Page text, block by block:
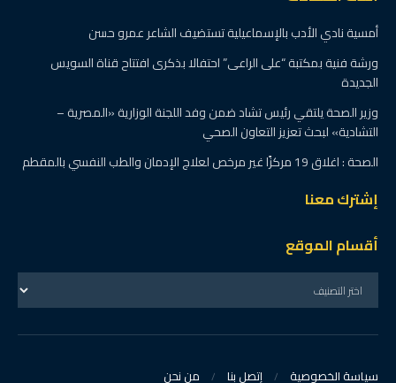
أمسية نادي الأدب بالإسماعيلية تستضيف الشاعر عمرو حسن
ورشة فنية بمكتبة “على الراعى” احتفالا بذكرى افتتاح قناة السويس
الجديدة
وزير الصحة يلتقي رئيس تشاد ضمن وفد اللجنة الوزارية «المصرية –
التشادية» لبحث تعزيز التعاون الصحي
الصحة : اغلاق 19 مركزًا غير مرخص لعلاج الإدمان والطب النفسي بالمقطم
إشترك معنا
أقسام الموقع
سياسة الخصوصية إتصل بنا من نحن